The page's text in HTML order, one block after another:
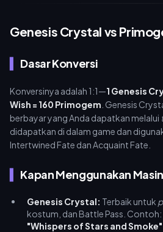
Genesis Crystal vs
Dasar Konversi
Konversinya adalah 1:1—1 Genesis
Wish = 160 Primogem . Genesis
berbayar yang Anda dapatkan melalui
didapatkan di dalam game dan
Intertwined Fate dan Acquaint Fate.
Kapan Menggunakan
Genesis Crystal: Terbaik untuk
kostum, dan Battle Pass.
"Whispers of Stars and Smoke"